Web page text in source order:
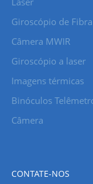
Giroscópio de
Câmera MWIR
Giroscópio a laser
Imagens térmicas
Binóculos
Câmera
CONTATE-NOS